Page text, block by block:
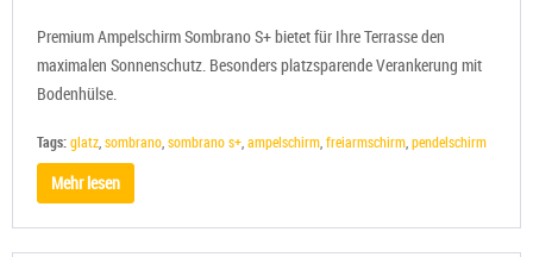
Premium Ampelschirm Sombrano S+ bietet für Ihre Terrasse den
maximalen Sonnenschutz. Besonders platzsparende Verankerung mit
Bodenhülse.
Tags:glatz sombrano sombrano s+ ampelschirm freiarmschirm pendelschirm
Mehr lesen